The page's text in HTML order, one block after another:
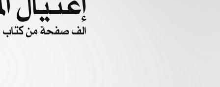
الف صفحة من كتاب